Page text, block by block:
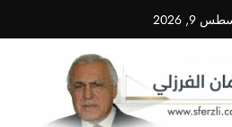
9, 2026